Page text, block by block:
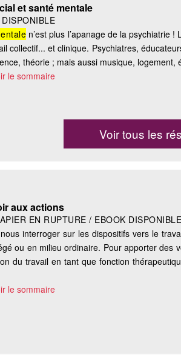
et santé mentale
DISPONIBLE
n’est plus l’apanage de la psychiatrie
collectif... et clinique. Psychiatres,
théorie ; mais aussi musique, logement,
le sommaire
Voir tous les
aux actions
EN RUPTURE / EBOOK DISPONIBLE
interroger sur les dispositifs vers le
ou en milieu ordinaire. Pour apporter des
du travail en tant que fonction
le sommaire